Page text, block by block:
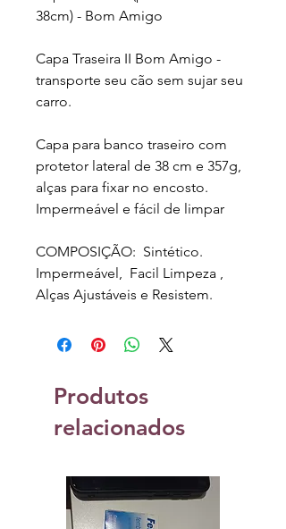
38cm) - Bom Amigo
Capa Traseira II Bom Amigo -
transporte seu cão sem sujar seu
carro.
Capa para banco traseiro com
protetor lateral de 38 cm e 357g,
alças para fixar no encosto.
Impermeável e fácil de limpar
COMPOSIÇÃO: Sintético.
Impermeável, Facil Limpeza ,
Alças Ajustáveis e Resistem.
Produtos
relacionados